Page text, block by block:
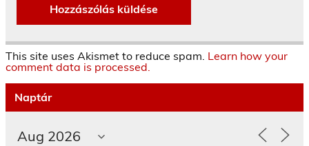
This site uses Akismet to reduce spam. Learn how your
comment data is processed.
Naptár